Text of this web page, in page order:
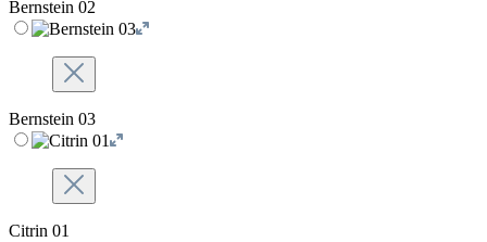
Bernstein 02
Bernstein 03
Citrin 01